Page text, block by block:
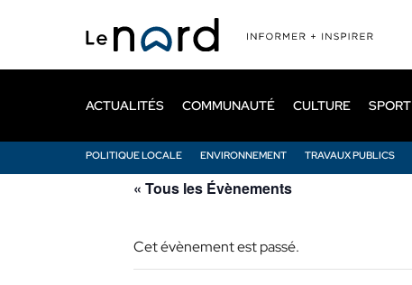
principal
ACTUALITÉS
POLITIQUE LOCALE ENVIRONNEMENT TRAVAUX PUBLICS
COMMUNAUTÉ CULTURE SPORT
« Tous les Évènements
Cet évènement est passé.